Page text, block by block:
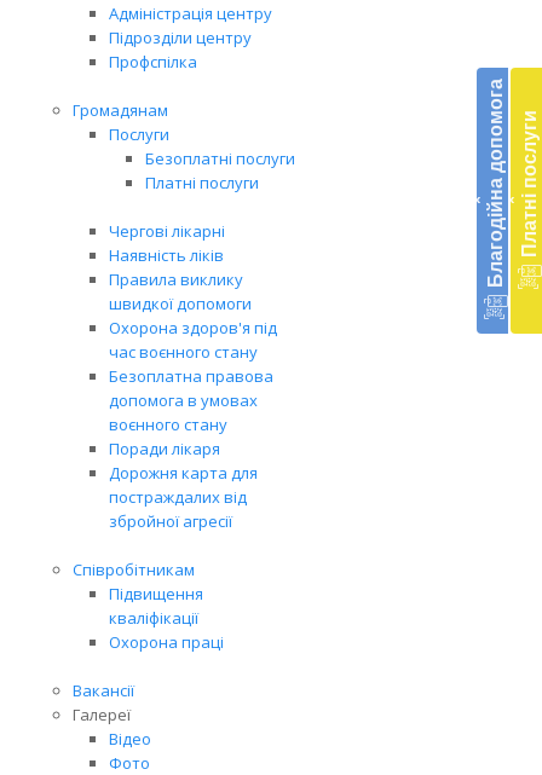
Адміністрація центру
Підрозділи центру
Профспілка
Громадянам
Послуги
Безоплатні послуги
Платні послуги
Чергові лікарні
Наявність ліків
Правила виклику
швидкої допомоги
Охорона здоров'я під
час воєнного стану
Безоплатна правова
допомога в умовах
воєнного стану
Поради лікаря
Дорожня карта для
постраждалих від
збройної агресії
Співробітникам
Підвищення
кваліфікації
Охорона праці
Вакансії
Галереї
Відео
Фото
‹ Благодійна допомога ‹ Платні послуги